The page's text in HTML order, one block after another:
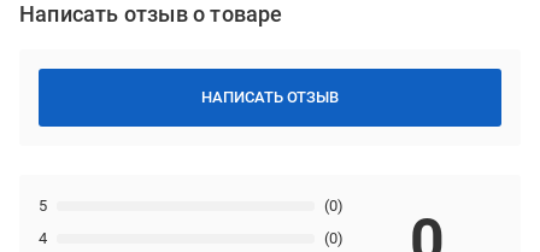
Написать отзыв о товаре
НАПИСАТЬ ОТЗЫВ
4 (0)
5 (0)